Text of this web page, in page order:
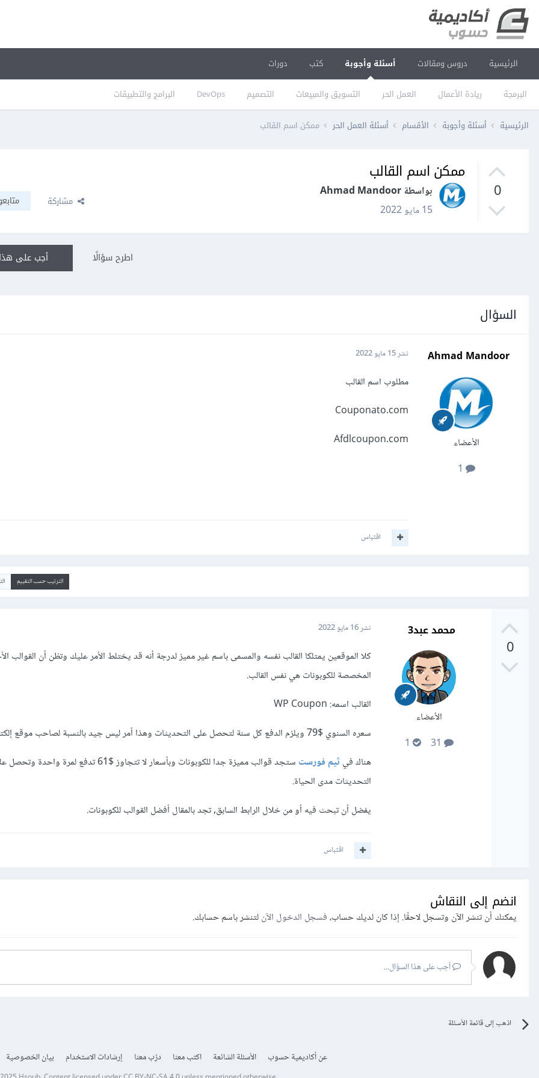
الرئيسية دروس ومقالات أسئلة وأجوبة
البرمجة ريادة الأعمال العمل الحر التسويق والمبيعات التصميم DevOps البرامج والتطبيقات
كتب دورات
الرئيسية أسئلة وأجوبة الأقسام أسئلة العمل الحر ممكن اسم القالب
0
ممكن اسم القالب
بواسطة Ahmad Mandoor
15 مايو 2022
مشاركة
أجب على اطرح سؤالًا
السؤال
Ahmad Mandoor
الأعضاء
نشر15 مايو 2022
مطلوب اسم القالب
Couponato.com
Afdlcoupon.com
اقتباس
الترتيب حسب التقييم
0
محمد عبد3
الأعضاء
نشر16 مايو 2022
كلا الموقعين يمتلكا القالب نفسه والمسمى باسم غير مميز لدرجة أنه قد يختلط الأمر عليك وتظن أن القوالب
المخصصة للكوبونات هي نفس القالب.
القالب اسمه: WP Coupon
سعره السنوي $79 ويلزم الدفع كل سنة لتحصل على التحديثات وهذا أمر ليس جيد بالنسبة لصاحب موقع إلكتروني.
هناك في ثيم فورست
ستجد قوالب مميزة جدا للكوبونات وبأسعار لا تتجاوز $61 تدفع لمرة واحدة
التحديثات مدى الحياة.
يفضل أن تبحث فيه أو من خلال الرابط السابق, تجد بالمقال أفضل القوالب للكوبونات.
اقتباس
انضم إلى النقاش
يمكنك أن تنشر الآن وتسجل لاحقًا. إذا كان لديك حساب،فسجل الدخول الآنلتنشر باسم حسابك.
أجب على هذا السؤال...
اذهب إلى قائمة الأسئلة
عن أكاديمية حسوب الأسئلة الشائعة اكتب معنا درّب معنا إرشادات الاستخدام بيان الخصوصية